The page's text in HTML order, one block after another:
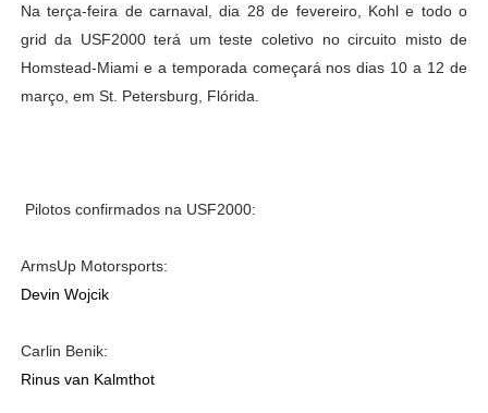
Na terça-feira de carnaval, dia 28 de fevereiro, Kohl e todo o
grid da USF2000 terá um teste coletivo no circuito misto de
Homstead-Miami e a temporada começará nos dias 10 a 12 de
março, em St. Petersburg, Flórida.
Pilotos confirmados na USF2000:
ArmsUp Motorsports:
Devin Wojcik
Carlin Benik:
Rinus van Kalmthot